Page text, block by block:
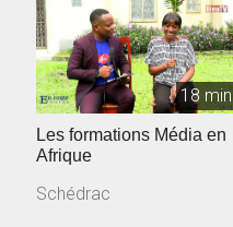
18 min
Les formations Média en
Afrique
Schédrac